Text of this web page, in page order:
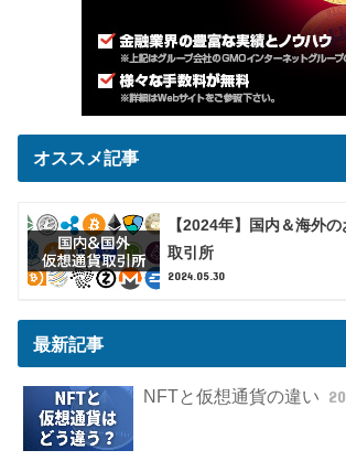
オススメ記事
【2024年】国内＆海外
取引所
2024.05.30
最新記事
NFTと仮想通貨の違い